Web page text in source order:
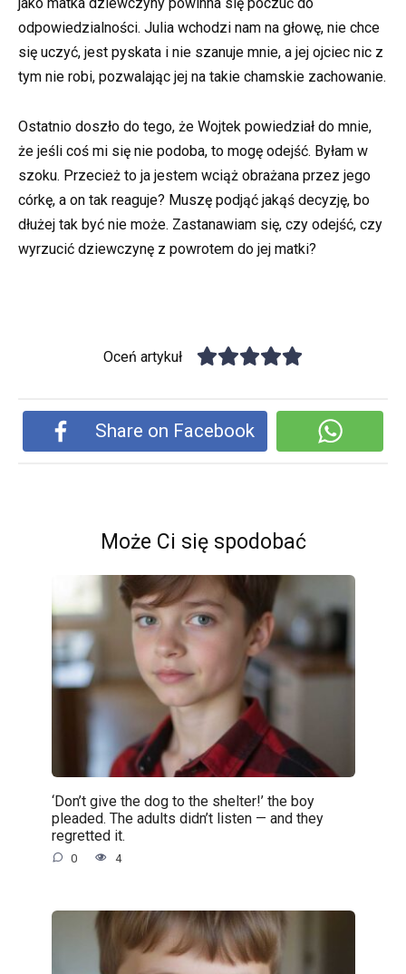
jako matka dziewczyny powinna się poczuć do
odpowiedzialności. Julia wchodzi nam na głowę, nie chce
się uczyć, jest pyskata i nie szanuje mnie, a jej ojciec nic z
tym nie robi, pozwalając jej na takie chamskie zachowanie.
Ostatnio doszło do tego, że Wojtek powiedział do mnie,
że jeśli coś mi się nie podoba, to mogę odejść. Byłam w
szoku. Przecież to ja jestem wciąż obrażana przez jego
córkę, a on tak reaguje? Muszę podjąć jakąś decyzję, bo
dłużej tak być nie może. Zastanawiam się, czy odejść, czy
wyrzucić dziewczynę z powrotem do jej matki?
Oceń artykuł
Share on Facebook
Może Ci się spodobać
‘Don’t give the dog to the shelter!’ the boy
pleaded. The adults didn’t listen — and they
regretted it.
0 4